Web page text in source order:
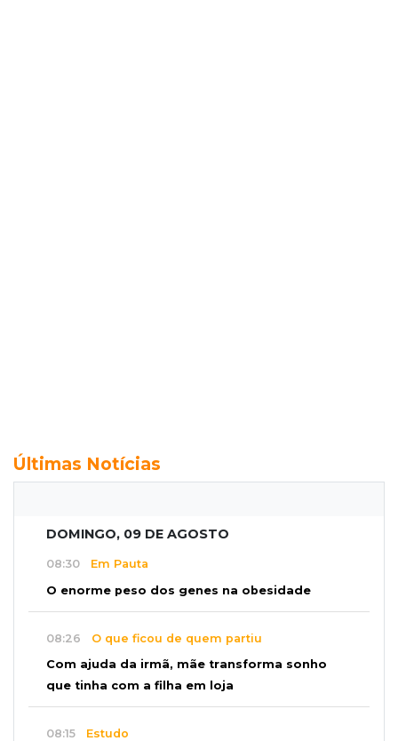
Últimas Notícias
DOMINGO, 09 DE AGOSTO
08:30 Em Pauta
O enorme peso dos genes na obesidade
08:26 O que ficou de quem partiu
Com ajuda da irmã, mãe transforma sonho
que tinha com a filha em loja
08:15 Estudo